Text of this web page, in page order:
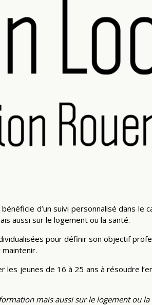
d’un suivi personnalisé dans le
aussi sur le logement ou la santé.
pour définir son objectif
les jeunes de 16 à 25 ans à résoudre
mais aussi sur le logement ou la